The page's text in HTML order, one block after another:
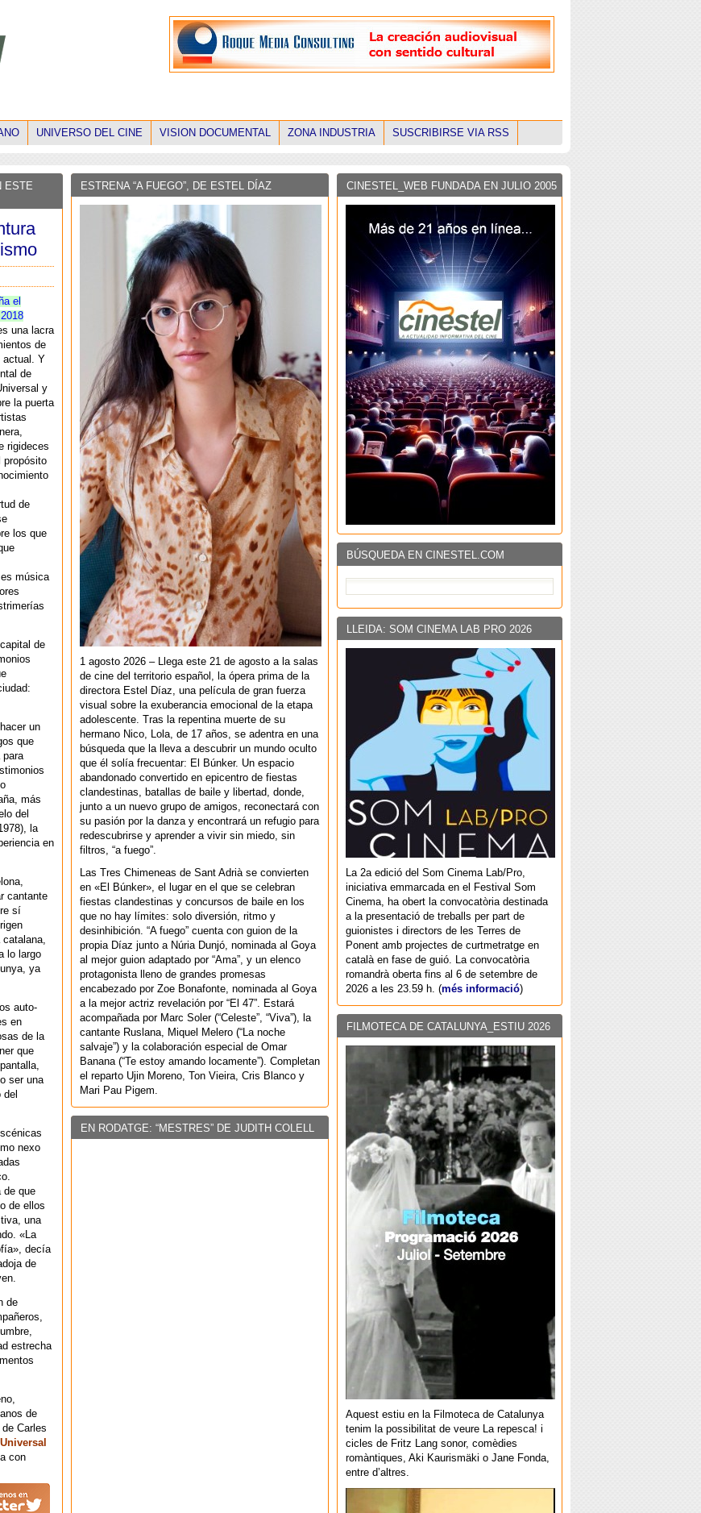
UNIVERSO DEL CINE VISION DOCUMENTAL ZONA INDUSTRIA SUSCRIBIRSE VIA RSS
ESTE
el
una lacra
de
actual. Y
de
y
la puerta
rigideces
propósito
de
los que
música
de
un
que
para
más
del
la
en
cantante
sí
catalana,
lo largo
ya
auto-
en
de la
que
ser una
nexo
de que
de ellos
una
«La
decía
de
de
estrecha
de
Carles
con
CINESTEL_WEB FUNDADA EN JULIO 2005
BÚSQUEDA EN CINESTEL.COM
LLEIDA: SOM CINEMA LAB PRO 2026
La 2a edició del Som Cinema Lab/Pro,
iniciativa emmarcada en el Festival Som
Cinema, ha obert la convocatòria destinada
a la presentació de treballs per part de
guionistes i directors de les Terres de
Ponent amb projectes de curtmetratge en
català en fase de guió. La convocatòria
romandrà oberta fins al 6 de setembre de
2026 a les 23.59 h. (més informació)
FILMOTECA DE CATALUNYA_ESTIU 2026
Aquest estiu en la Filmoteca de Catalunya
tenim la possibilitat de veure La repesca! i
cicles de Fritz Lang sonor, comèdies
romàntiques, Aki Kaurismäki o Jane Fonda,
entre d’altres.
ESTRENA “A FUEGO”, DE ESTEL DÍAZ
1 agosto 2026 – Llega este 21 de agosto a la salas
de cine del territorio español, la ópera prima de la
directora Estel Díaz, una película de gran fuerza
visual sobre la exuberancia emocional de la etapa
adolescente. Tras la repentina muerte de su
hermano Nico, Lola, de 17 años, se adentra en una
búsqueda que la lleva a descubrir un mundo oculto
que él solía frecuentar: El Búnker. Un espacio
abandonado convertido en epicentro de fiestas
clandestinas, batallas de baile y libertad, donde,
junto a un nuevo grupo de amigos, reconectará con
su pasión por la danza y encontrará un refugio para
redescubrirse y aprender a vivir sin miedo, sin
filtros, “a fuego”.
Las Tres Chimeneas de Sant Adrià se convierten
en «El Búnker», el lugar en el que se celebran
fiestas clandestinas y concursos de baile en los
que no hay límites: solo diversión, ritmo y
desinhibición. “A fuego” cuenta con guion de la
propia Díaz junto a Núria Dunjó, nominada al Goya
al mejor guion adaptado por “Ama”, y un elenco
protagonista lleno de grandes promesas
encabezado por Zoe Bonafonte, nominada al Goya
a la mejor actriz revelación por “El 47”. Estará
acompañada por Marc Soler (“Celeste”, “Viva”), la
cantante Ruslana, Miquel Melero (“La noche
salvaje”) y la colaboración especial de Omar
Banana (“Te estoy amando locamente”). Completan
el reparto Ujin Moreno, Ton Vieira, Cris Blanco y
Mari Pau Pigem.
EN RODATGE: “MESTRES” DE JUDITH COLELL